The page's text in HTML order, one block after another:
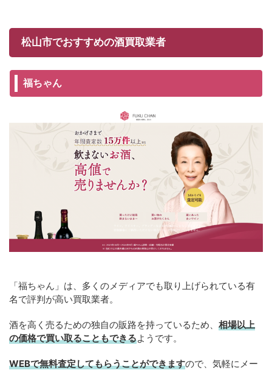
松山市でおすすめの酒買取業者
福ちゃん
「福ちゃん」は、多くのメディアでも取り上げられている有
名で評判が高い買取業者。
酒を高く売るための独自の販路を持っているため、 相場以上
の価格で買い取ることもできるようです。
WEBで無料査定してもらうことができますので、気軽にメー